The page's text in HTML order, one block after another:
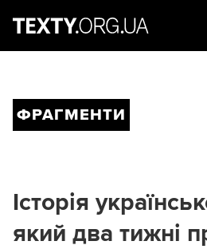
ФРАГМЕНТИ
Історія
який два тижні